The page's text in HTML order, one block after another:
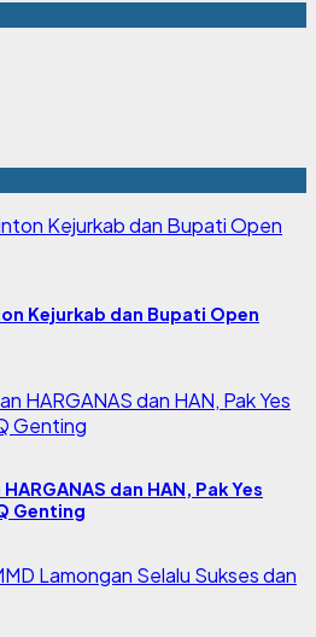
Kejurkab dan Bupati Open
dan HAN, Pak Yes
Genting